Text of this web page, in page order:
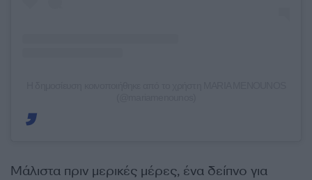
Μάλιστα πριν μερικές μέρες, ένα δείπνο για